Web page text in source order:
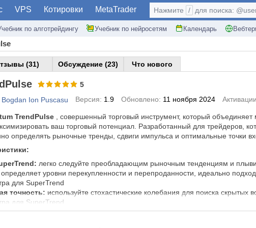
VPS Котировки MetaTrader
по алготрейдингу Учебник по нейросетям Календарь
Нажмите / для поиска:
(31) Обсуждение (23) Что нового
5
Bogdan Ion Puscasu Версия: 1.9 Обновлено: 11 ноября 2024
TrendPulse , совершенный торговый инструмент, который
ваш торговый потенциал. Разработанный для трейдеров,
определять рыночные тренды, сдвиги импульса и оптимальные точки
легко следуйте преобладающим рыночным тенденциям и
определяет уровни перекупленности и перепроданности, идеально
для SuperTrend
точность: используйте стохастические колебания для поиска скрытых
для SuperTrend.
таймфреймов: будьте в курсе событий на рынке на разных